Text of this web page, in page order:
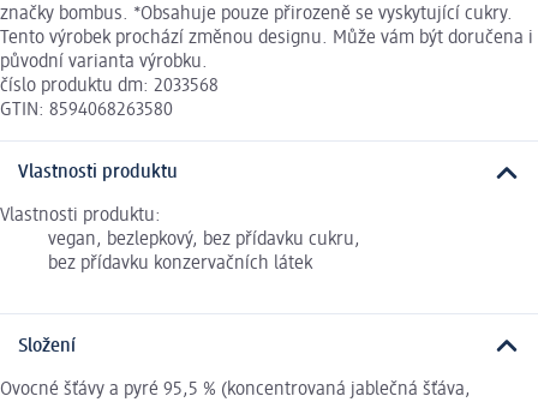
značky bombus. *Obsahuje pouze přirozeně se vyskytující cukry.
Tento výrobek prochází změnou designu. Může vám být doručena i
původní varianta výrobku.
číslo produktu dm: 2033568
GTIN: 8594068263580
Vlastnosti produktu
Vlastnosti produktu:
vegan, bezlepkový, bez přídavku cukru,
bez přídavku konzervačních látek
Složení
Ovocné šťávy a pyré 95,5 % (koncentrovaná jablečná šťáva,